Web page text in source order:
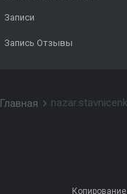
Записи
Запись Отзывы
Главная